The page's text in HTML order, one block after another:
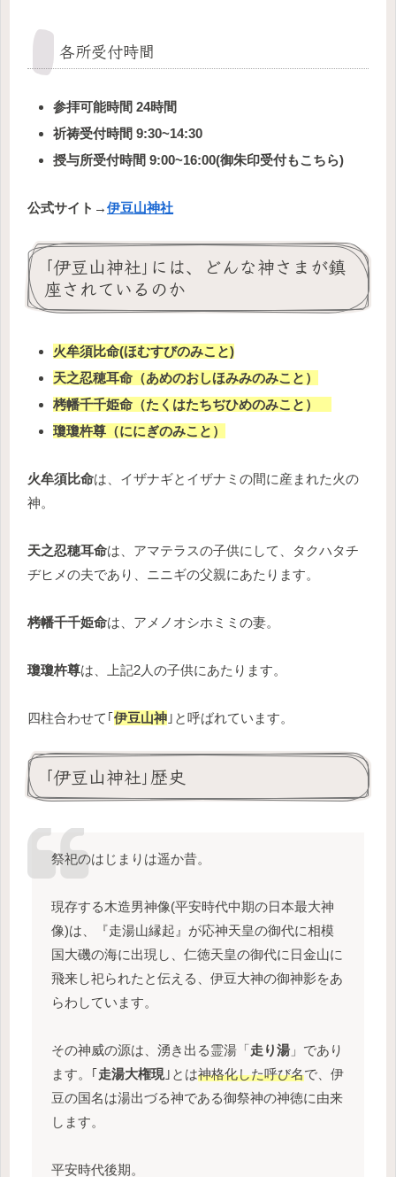
各所受付時間
参拝可能時間 24時間
祈祷受付時間 9:30~14:30
授与所受付時間 9:00~16:00(御朱印受付もこちら)
公式サイト→伊豆山神社
｢伊豆山神社｣には、どんな神さまが鎮
座されているのか
火牟須比命(ほむすびのみこと)
天之忍穂耳命（あめのおしほみみのみこと）
栲幡千千姫命（たくはたちぢひめのみこと）
瓊瓊杵尊（ににぎのみこと）
火牟須比命は、イザナギとイザナミの間に産まれた火の
神。
天之忍穂耳命は、アマテラスの子供にして、タクハタチ
ヂヒメの夫であり、ニニギの父親にあたります。
栲幡千千姫命は、アメノオシホミミの妻。
瓊瓊杵尊は、上記2人の子供にあたります。
四柱合わせて｢伊豆山神 ｣と呼ばれています。
｢伊豆山神社｣歴史
祭祀のはじまりは遥か昔。
現存する木造男神像(平安時代中期の日本最大神
像)は、『走湯山縁起』が応神天皇の御代に相模
国大磯の海に出現し、仁徳天皇の御代に日金山に
飛来し祀られたと伝える、伊豆大神の御神影をあ
らわしています。
その神威の源は、湧き出る霊湯「走り湯 」であり
ます。｢走湯大権現｣とは神格化した呼び名で、伊
豆の国名は湯出づる神である御祭神の神徳に由来
します。
平安時代後期。